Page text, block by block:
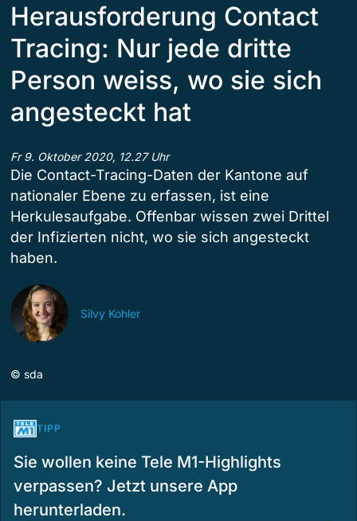
Herausforderung Contact
Tracing: Nur jede dritte
Person weiss, wo sie sich
angesteckt hat
Fr 9. Oktober 2020, 12.27 Uhr
Die Contact-Tracing-Daten der Kantone auf
nationaler Ebene zu erfassen, ist eine
Herkulesaufgabe. Offenbar wissen zwei Drittel
der Infizierten nicht, wo sie sich angesteckt
haben.
Silvy Kohler
© sda
TIPP
Sie wollen keine Tele M1-Highlights
verpassen? Jetzt unsere App
herunterladen.